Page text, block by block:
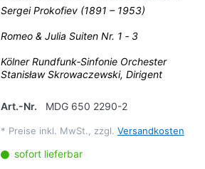
Sergei Prokofiev (1891 – 1953)
Romeo & Julia Suiten Nr. 1 ‐ 3
Kölner Rundfunk‐Sinfonie Orchester
Stanisław Skrowaczewski, Dirigent
Art.-Nr. MDG 650 2290-2
* Preise inkl. MwSt., zzgl. Versandkosten
sofort lieferbar